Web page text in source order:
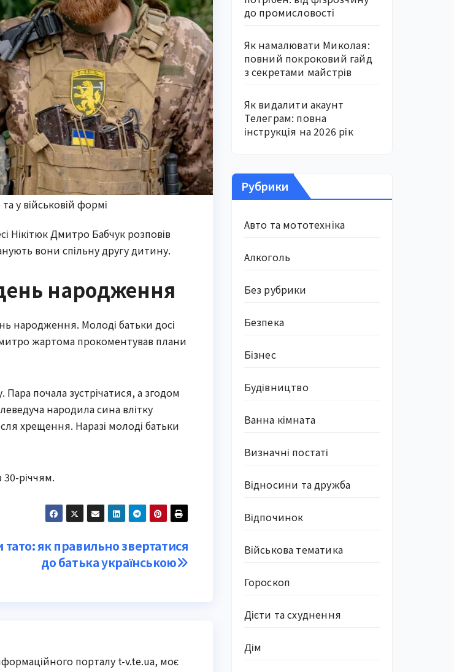
у військовій формі
Нікітюк Дмитро Бабчук розповів
вони спільну другу дитину.
народження
народження. Молоді батьки досі
жартома прокоментував плани
почала зустрічатися, а згодом
народила сина влітку
хрещення. Наразі молоді батьки
річчям.
тато: як правильно звертатися
до батька українською
порталу t-v.te.ua, моє
до промисловості
Як намалювати Миколая:
повний покроковий гайд
з секретами майстрів
Як видалити акаунт
Телеграм: повна
інструкція на 2026 рік
Рубрики
Авто та мототехніка
Алкоголь
Без рубрики
Безпека
Бізнес
Будівництво
Ванна кімната
Визначні постаті
Відносини та дружба
Відпочинок
Військова тематика
Гороскоп
Дієти та схуднення
Дім